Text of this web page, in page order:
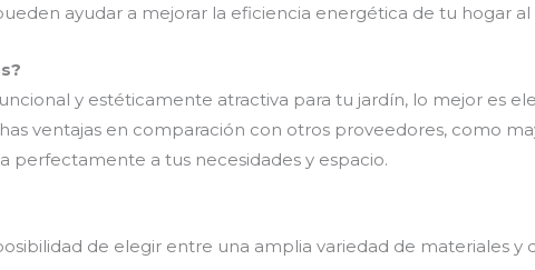
ayudar a mejorar la eficiencia energética de tu hogar
y estéticamente atractiva para tu jardín, lo mejor es
ventajas en comparación con otros proveedores, como
perfectamente a tus necesidades y espacio.
de elegir entre una amplia variedad de materiales y